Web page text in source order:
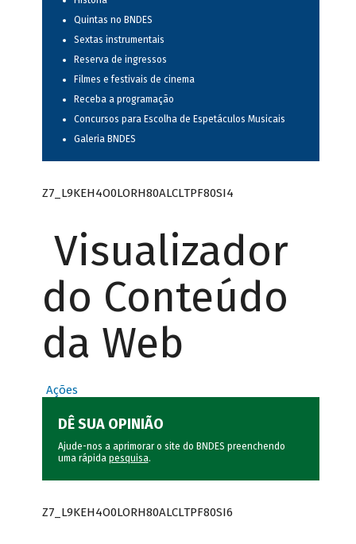
Quintas no BNDES
Sextas instrumentais
Reserva de ingressos
Filmes e festivais de cinema
Receba a programação
Concursos para Escolha de Espetáculos Musicais
Galeria BNDES
Z7_L9KEH4O0LORH80ALCLTPF80SI4
Visualizador
do Conteúdo
da Web
Ações
DÊ SUA OPINIÃO
Ajude-nos a aprimorar o site do BNDES preenchendo
uma rápida pesquisa.
Z7_L9KEH4O0LORH80ALCLTPF80SI6